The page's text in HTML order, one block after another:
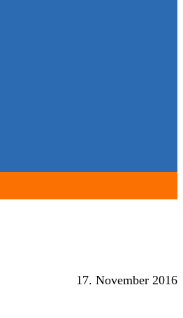
17. November 2016